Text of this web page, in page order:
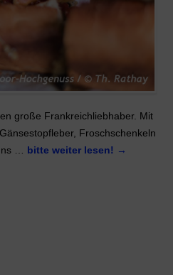
große Frankreichliebhaber. Mit
Froschschenkeln
… bitte weiter lesen! →